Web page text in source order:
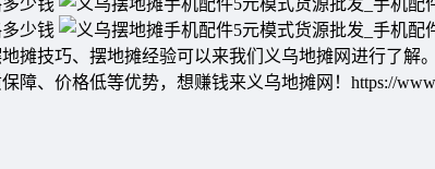
摊技巧、摆地摊经验可以来我们义乌地摊网进行了解
、价格低等优势，想赚钱来义乌地摊网！https://